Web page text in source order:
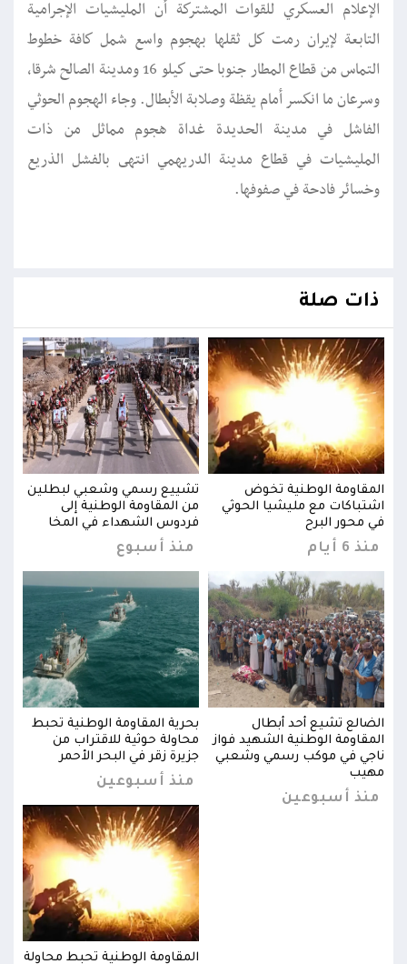
الإعلام العسكري للقوات المشتركة أن المليشيات الإجرامية
التابعة لإيران رمت كل ثقلها بهجوم واسع شمل كافة خطوط
التماس من قطاع المطار جنوبا حتى كيلو 16 ومدينة الصالح شرقا،
وسرعان ما انكسر أمام يقظة وصلابة الأبطال. وجاء الهجوم الحوثي
الفاشل في مدينة الحديدة غداة هجوم مماثل من ذات
المليشيات في قطاع مدينة الدريهمي انتهى بالفشل الذريع
وخسائر فادحة في صفوفها.
ذات صلة
المقاومة الوطنية تخوض
اشتباكات مع مليشيا الحوثي
في محور البرح
منذ 6 أيام
تشييع رسمي وشعبي لبطلين
من المقاومة الوطنية إلى
فردوس الشهداء في المخا
منذ أسبوع
الضالع تشيع أحد أبطال
المقاومة الوطنية الشهيد فواز
ناجي في موكب رسمي وشعبي
مهيب
منذ أسبوعين
بحرية المقاومة الوطنية تحبط
محاولة حوثية للاقتراب من
جزيرة زقر في البحر الأحمر
منذ أسبوعين
المقاومة الوطنية تحبط محاولة